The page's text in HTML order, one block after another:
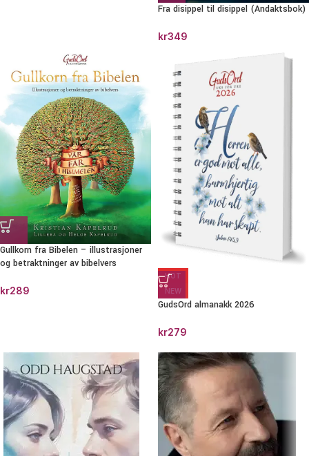
Fra disippel til disippel (Andaktsbok)
kr349
Gullkorn fra Bibelen – illustrasjoner
og betraktninger av bibelvers
kr289
HOT
NEW
GudsOrd almanakk 2026
kr279